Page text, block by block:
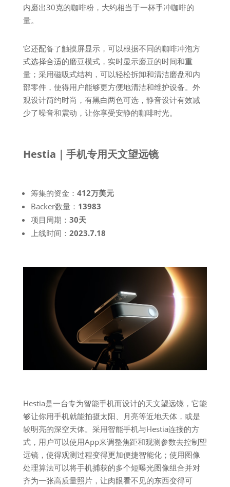
内磨出30克的咖啡粉，大约相当于一杯手冲咖啡的
量。
它还配备了触摸屏显示，可以根据不同的咖啡冲泡方
式选择合适的磨豆模式，实时显示磨豆的时间和重
量；采用磁吸式结构，可以轻松拆卸和清洁磨盘和内
部零件，使得用户能够更方便地清洁和维护设备。外
观设计简约时尚，有黑白两色可选，静音设计有效减
少了噪音和震动，让你享受安静的咖啡时光。
Hestia｜手机专用天文望远镜
筹集的资金： 412万美元
Backer数量： 13983
项目周期： 30天
上线时间： 2023.7.18
Hestia是一台专为智能手机而设计的天文望远镜，它能
够让你用手机就能拍摄太阳、月亮等近地天体，或是
较明亮的深空天体。采用智能手机与Hestia连接的方
式，用户可以使用App来调整焦距和观测参数去控制望
远镜，使得观测过程变得更加便捷智能化；使用图像
处理算法可以将手机捕获的多个短曝光图像组合并对
齐为一张高质量照片，让肉眼看不见的东西变得可